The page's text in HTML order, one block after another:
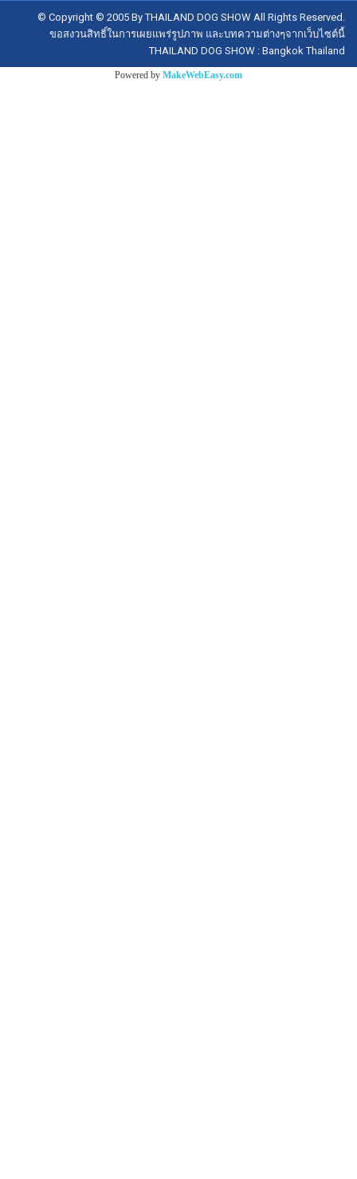
© Copyright © 2005 By THAILAND DOG SHOW All Rights Reserved.
ขอสงวนสิทธิ์ในการเผยแพร่รูปภาพ และบทความต่างๆจากเว็บไซต์นี้
THAILAND DOG SHOW : Bangkok Thailand
Powered by MakeWebEasy.com